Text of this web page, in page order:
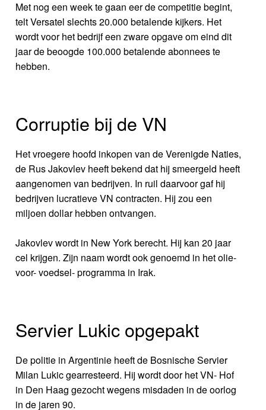
Met nog een week te gaan eer de competitie begint,
telt Versatel slechts 20.000 betalende kijkers. Het
wordt voor het bedrijf een zware opgave om eind dit
jaar de beoogde 100.000 betalende abonnees te
hebben.
Corruptie bij de VN
Het vroegere hoofd inkopen van de Verenigde Naties,
de Rus Jakovlev heeft bekend dat hij smeergeld heeft
aangenomen van bedrijven. In ruil daarvoor gaf hij
bedrijven lucratieve VN contracten. Hij zou een
miljoen dollar hebben ontvangen.
Jakovlev wordt in New York berecht. Hij kan 20 jaar
cel krijgen. Zijn naam wordt ook genoemd in het olie-
voor- voedsel- programma in Irak.
Servier Lukic opgepakt
De politie in Argentinie heeft de Bosnische Servier
Milan Lukic gearresteerd. Hij wordt door het VN- Hof
in Den Haag gezocht wegens misdaden in de oorlog
in de jaren 90.